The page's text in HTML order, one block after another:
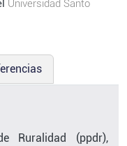
Universidad Santo
Ruralidad (ppdr),